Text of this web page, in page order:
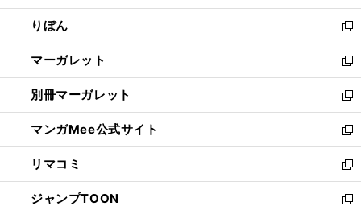
開
く
ウ
で
開
く
ン
ド
ウ
で
開
く
ウ
ィ
ン
ド
ウ
で
開
く
りぼん
新
し
い
ウ
ィ
ン
ド
ウ
で
開
く
マーガレット
新
し
い
ウ
ィ
ン
ド
ウ
で
別冊マーガレット
新
し
い
ウ
ィ
ン
ド
マンガMee公式サイト
新
し
い
ウ
ィ
リマコミ
新
し
い
ジャンプTOON
新